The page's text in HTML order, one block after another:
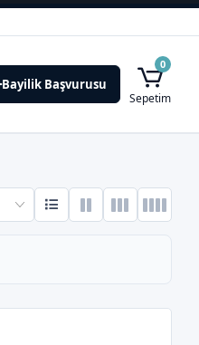
Bayilik Başvurusu
0
Sepetim